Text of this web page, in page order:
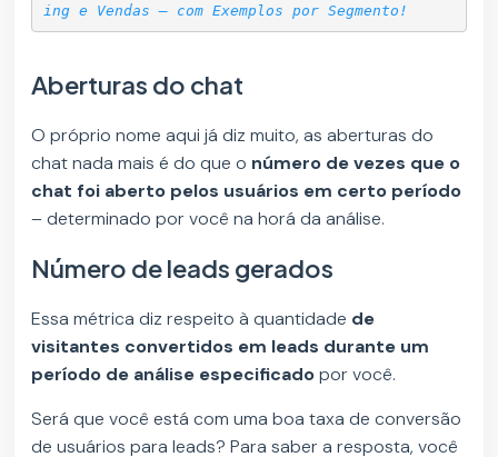
ing e Vendas – com Exemplos por Segmento!
Aberturas do chat
O próprio nome aqui já diz muito, as aberturas do
chat nada mais é do que o número de vezes que o
chat foi aberto pelos usuários em certo período
– determinado por você na horá da análise.
Número de leads gerados
Essa métrica diz respeito à quantidade de
visitantes convertidos em leads durante um
período de análise especificadopor você.
Será que você está com uma boa taxa de conversão
de usuários para leads? Para saber a resposta, você